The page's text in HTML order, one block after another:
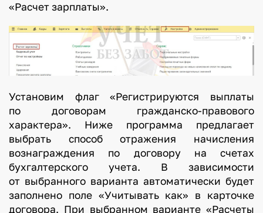
«Расчет зарплаты».
Установим флаг «Регистрируются выплаты
по договорам гражданско-правового
характера». Ниже программа предлагает
выбрать способ отражения начисления
вознаграждения по договору на счетах
бухгалтерского учета. В зависимости
от выбранного варианта автоматически будет
заполнено поле «Учитывать как» в карточке
договора. При выбранном варианте «Расчеты